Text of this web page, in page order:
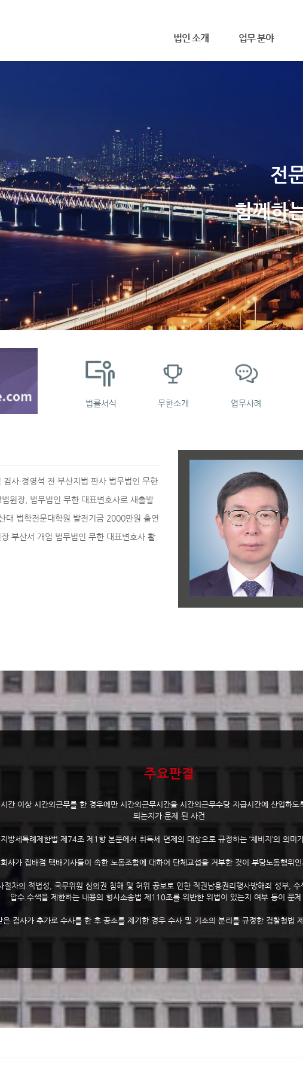
법인 소개 업무 분야
전
함께하
법률서식 무한소개 업무사례
검사·정영석 전 부산지법 판사 법무법인 무한
원장, 법무법인 무한 대표변호사로 새출발
대 법학전문대학원 발전기금 2000만원 출연
부산서 개업 법무법인 무한 대표변호사 활
주요판결
간 이상 시간외근무를 한 경우에만 시간외근무시간을 시간외근무수당 지급시간에 산입하
되는지가 문제 된 사건
방세특례제한법 제74조 제1항 본문에서 취득세 면제의 대상으로 규정하는 ‘체비지’의 의미
사가 집배점 택배기사들이 속한 노동조합에 대하여 단체교섭을 거부한 것이 부당노동행위
절차의 적법성, 국무위원 심의권 침해 및 허위 공보로 인한 직권남용권리행사방해죄 성부,
압수.수색을 제한하는 내용의 형사소송법 제110조를 위반한 위법이 있는지 여부 등이 문
은 검사가 추가로 수사를 한 후 공소를 제기한 경우 수사 및 기소의 분리를 규정한 검찰청법